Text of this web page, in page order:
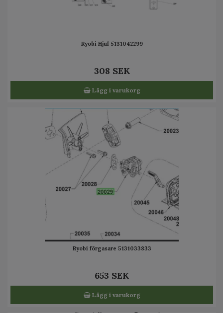
Ryobi Hjul 5131042299
308 SEK
Lägg i varukorg
Ryobi förgasare 5131033833
653 SEK
Lägg i varukorg